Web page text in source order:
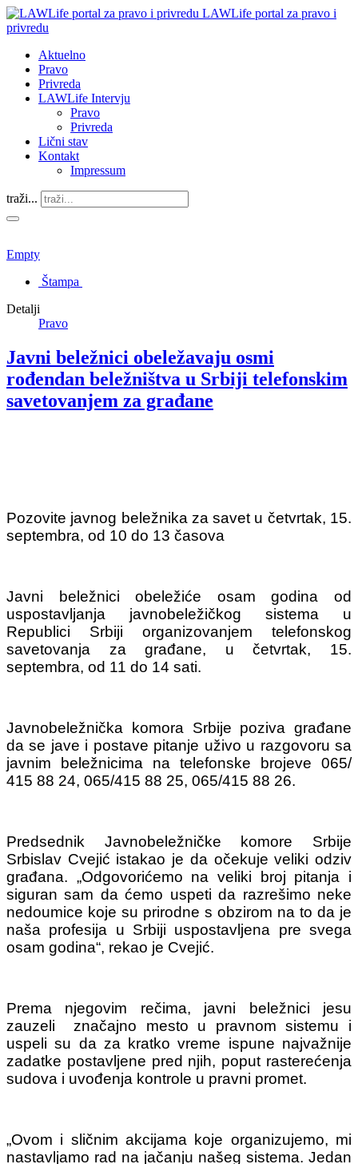
LAWLife portal za pravo i
privredu
Aktuelno
Pravo
Privreda
LAWLife Intervju
Pravo
Privreda
Lični stav
Kontakt
Impressum
traži...
Empty
Štampa
Detalji
Pravo
Javni beležnici obeležavaju osmi
rođendan beležništva u Srbiji telefonskim
savetovanjem za građane
Pozovite javnog beležnika za savet u četvrtak, 15.
septembra, od 10 do 13 časova
Javni beležnici obeležiće osam godina od
uspostavljanja javnobeležičkog sistema u
Republici Srbiji organizovanjem telefonskog
savetovanja za građane, u četvrtak, 15.
septembra, od 11 do 14 sati.
Javnobeležnička komora Srbije poziva građane
da se jave i postave pitanje uživo u razgovoru sa
javnim beležnicima na telefonske brojeve 065/
415 88 24, 065/415 88 25, 065/415 88 26.
Predsednik Javnobeležničke komore Srbije
Srbislav Cvejić istakao je da očekuje veliki odziv
građana. „Odgovorićemo na veliki broj pitanja i
siguran sam da ćemo uspeti da razrešimo neke
nedoumice koje su prirodne s obzirom na to da je
naša profesija u Srbiji uspostavljena pre svega
osam godina“, rekao je Cvejić.
Prema njegovim rečima, javni beležnici jesu
zauzeli značajno mesto u pravnom sistemu i
uspeli su da za kratko vreme ispune najvažnije
zadatke postavljene pred njih, poput rasterećenja
sudova i uvođenja kontrole u pravni promet.
„Ovom i sličnim akcijama koje organizujemo, mi
nastavljamo rad na jačanju našeg sistema. Jedan